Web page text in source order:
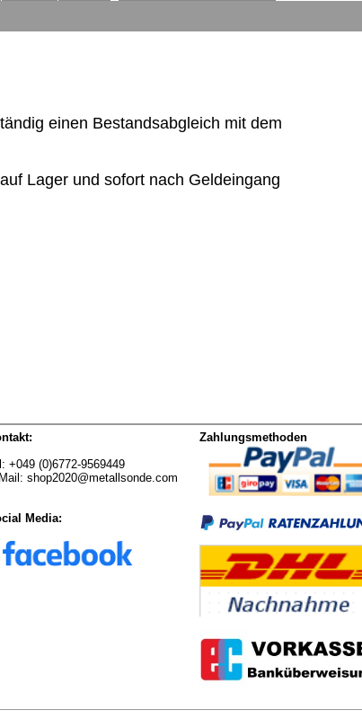
einen Bestandsabgleich mit dem
Lager und sofort nach Geldeingang
+049 (0)6772-9569449
shop2020@metallsonde.com
Media:
Zahlungsmethoden